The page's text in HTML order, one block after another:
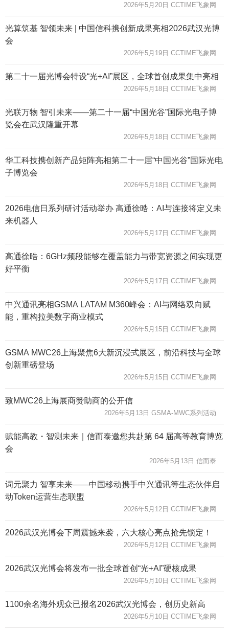
2026年5月20日 CCTIME飞象网
光算筑基 智领未来 | 中国信科携创新成果亮相2026武汉光博
会
2026年5月19日 CCTIME飞象网
第二十一届光博会特设“光+AI”展区，全球首创成果集中亮相
2026年5月18日 CCTIME飞象网
光联万物 智引未来——第二十一届“中国光谷”国际光电子博
览会在武汉隆重开幕
2026年5月18日 CCTIME飞象网
华工科技携创新产品矩阵亮相第二十一届“中国光谷”国际光电
子博览会
2026年5月18日 CCTIME飞象网
2026电信日系列研讨活动举办 高通徐晧：AI与连接将定义未
来机器人
2026年5月17日 CCTIME飞象网
高通徐晧：6GHz频段能够在覆盖能力与带宽资源之间实现更
好平衡
2026年5月17日 CCTIME飞象网
中兴通讯亮相GSMA LATAM M360峰会：AI与网络双向赋
能，重构拉美数字商业模式
2026年5月15日 CCTIME飞象网
GSMA MWC26上海聚焦6大新沉浸式展区，前沿科技与全球
创新重磅登场
2026年5月15日 CCTIME飞象网
致MWC26上海展商赞助商的公开信
2026年5月13日 GSMA-MWC系列活动
赋能高教・智测未来｜信而泰邀您共赴第 64 届高等教育博览
会
2026年5月13日 信而泰
词元聚力 智享未来——中国移动携手中兴通讯等生态伙伴启
动Token运营生态联盟
2026年5月12日 CCTIME飞象网
2026武汉光博会下周震撼来袭，六大核心亮点抢先锁定！
2026年5月12日 CCTIME飞象网
2026武汉光博会将发布一批全球首创“光+AI”硬核成果
2026年5月10日 CCTIME飞象网
1100余名海外观众已报名2026武汉光博会，创历史新高
2026年5月10日 CCTIME飞象网